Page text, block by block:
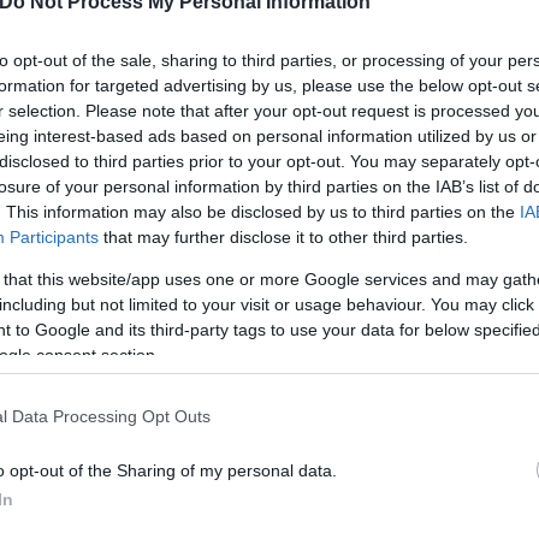
opt-out of the sale, sharing to third parties, or processing of your
for targeted advertising by us, please use the below opt-out
selection. Please note that after your opt-out request is processed
interest-based ads based on personal information utilized by us
to third parties prior to your opt-out. You may separately
of your personal information by third parties on the IAB’s list of
This information may also be disclosed by us to third parties on the
Participants that may further disclose it to other third parties.
that this website/app uses one or more Google services and may
but not limited to your visit or usage behaviour. You may
to Google and its third-party tags to use your data for below
consent section.
Data Processing Opt Outs
opt-out of the Sharing of my personal data.
υποστήριξε ότι η 31χρονη στερείτο πλήρως
που διενεργήθηκαν στο πλαίσιο
ζει με τον πατέρα της» ανέφερε, μεταξύ
κλήθηκε να ανακαλέσει στη μνήμη όσα θυμάται
χέρια και πόδια, μετά γύρισε μπρούμυτα.
αρχικά είχε αρνηθεί ότι σκότωσε το παιδί της,
όταν με παραγγελία του ανακριτή Βέροιας